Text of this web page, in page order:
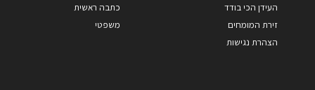
העידן הכי בודד
זירת המומחים
הצהרת נגישות
כתבה ראשית
משפטי